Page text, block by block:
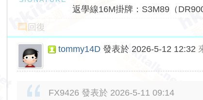
返學線16M掛牌：S3M89（
回復
tommy14D 發表於 2026-5-12 12:32
FX9426 發表於 2026-5-11 09:14